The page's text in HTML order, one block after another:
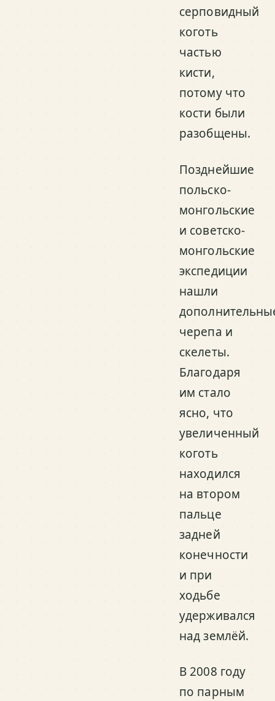
серповидный
коготь
частью
кисти,
потому что
кости были
разобщены.
Позднейшие
польско-
монгольские
и советско-
монгольские
экспедиции
нашли
черепа и
скелеты.
Благодаря
им стало
ясно, что
увеличенный
коготь
находился
на втором
пальце
задней
конечности
и при
ходьбе
удерживался
над землёй.
В 2008 году
по парным